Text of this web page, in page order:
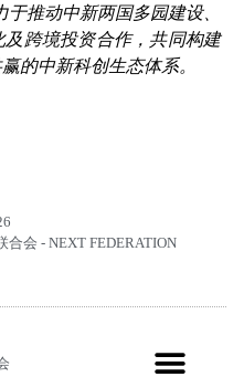
推动中新两国多园建设、
跨境投资合作，共同构建
的中新科创生态体系。
合会 - NEXT FEDERATION